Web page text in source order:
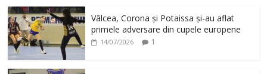
Vâlcea, Corona și Potaissa și-au aflat
primele adversare din cupele europene
14/07/2026 1